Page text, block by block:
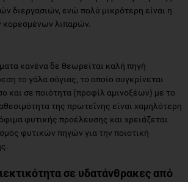
κανένα δε θεωρείται καλή πηγή
και σε ποιότητα (προφίλ αμινοξέων) με το
της πρωτεΐνης είναι χαμηλότερη
φυτικής προέλευσης και χρειάζεται
φυτικών πηγών για την ποιοτική
σε υδατάνθρακες από
και βρόμη είχαν υψηλή περιεκτικότητα σε
με τα υπόλοιπα φυτικά γάλατα. Ως